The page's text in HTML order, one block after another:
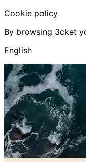
Cookie policy
By browsing 3cket
English